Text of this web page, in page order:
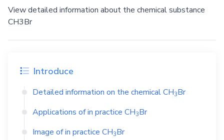
View detailed information about the chemical substance
CH3Br
Introduce
Detailed information on the chemicalCH3Br
Applications of in practice CH3Br
Image of in practice CH3Br